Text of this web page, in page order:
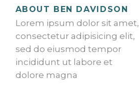
ABOUT BEN DAVIDSON
Lorem ipsum dolor sit amet,
consectetur adipisicing elit,
sed do eiusmod tempor
incididunt ut labore et
dolore magna